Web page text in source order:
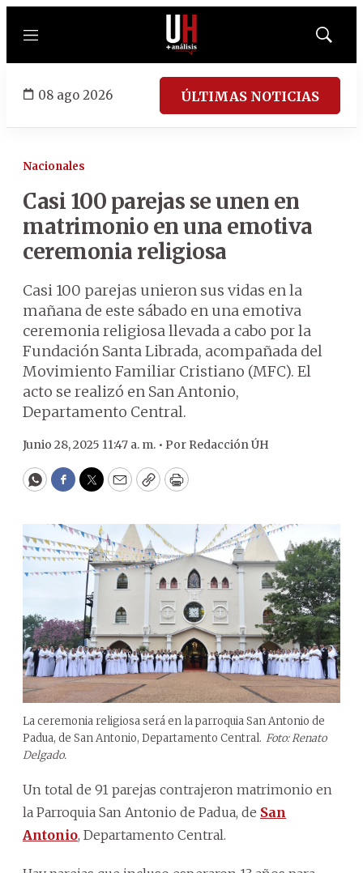
Menú
Mostrar
08 ago 2026 ÚLTIMAS NOTICIAS
Nacionales
Casi 100 parejas se unen en
matrimonio en una emotiva
ceremonia religiosa
Casi 100 parejas unieron sus vidas en la
mañana de este sábado en una emotiva
ceremonia religiosa llevada a cabo por la
Fundación Santa Librada, acompañada del
Movimiento Familiar Cristiano (MFC). El
acto se realizó en San Antonio,
Departamento Central.
Junio 28, 2025 11:47 a. m. • Por Redacción ÚH
WhatsApp
Facebook
Twitter
EmailCopyPrint
La ceremonia religiosa será en la parroquia San Antonio de
Padua, de San Antonio, Departamento Central. Foto: Renato
Delgado.
Un total de 91 parejas contrajeron matrimonio en
la Parroquia San Antonio de Padua, de San
Antonio, Departamento Central.